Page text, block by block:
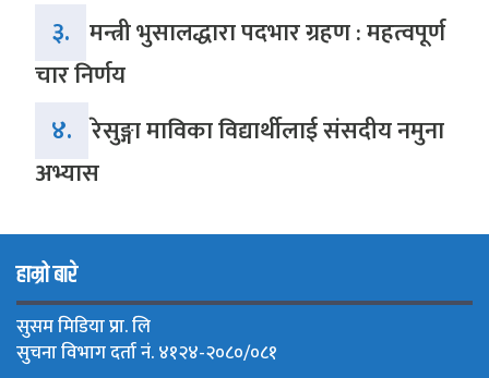
३. मन्त्री भुसालद्धारा पदभार ग्रहण : महत्वपूर्ण
चार निर्णय
४. रेसुङ्गा माविका विद्यार्थीलाई संसदीय नमुना
अभ्यास
हाम्रो बारे
सुसम मिडिया प्रा. लि
सुचना विभाग दर्ता नं. ४१२४-२०८०/०८१